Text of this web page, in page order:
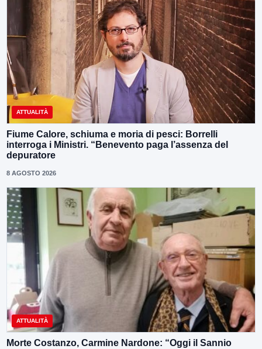
ATTUALITÀ
Fiume Calore, schiuma e moria di pesci: Borrelli
interroga i Ministri. “Benevento paga l’assenza del
depuratore
8 AGOSTO 2026
ATTUALITÀ
Morte Costanzo, Carmine Nardone: “Oggi il Sannio